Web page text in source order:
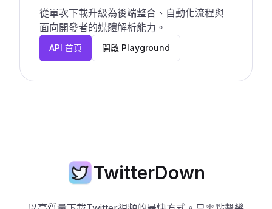
從單次下載升級為後端整合、自動化流程與
面向開發者的媒體解析能力。
API 首頁 開啟 Playground
TwitterDown